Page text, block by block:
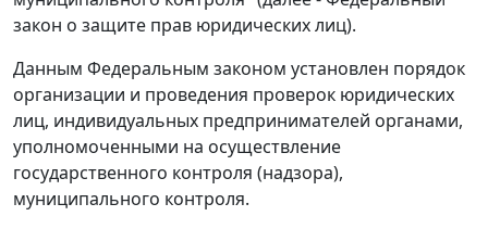
закон о защите прав юридических лиц).
Данным Федеральным законом установлен порядок
организации и проведения проверок юридических
лиц, индивидуальных предпринимателей органами,
уполномоченными на осуществление
государственного контроля (надзора),
муниципального контроля.